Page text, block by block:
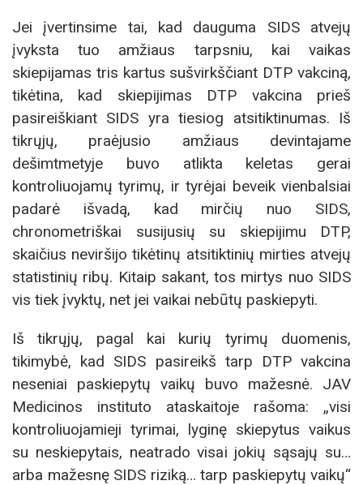
Jei įvertinsime tai, kad dauguma SIDS atvejų
įvyksta tuo amžiaus tarpsniu, kai vaikas
skiepijamas tris kartus sušvirkščiant DTP vakciną,
tikėtina, kad skiepijimas DTP vakcina prieš
pasireiškiant SIDS yra tiesiog atsitiktinumas. Iš
tikrųjų, praėjusio amžiaus devintajame
dešimtmetyje buvo atlikta keletas gerai
kontroliuojamų tyrimų, ir tyrėjai beveik vienbalsiai
padarė išvadą, kad mirčių nuo SIDS,
chronometriškai susijusių su skiepijimu DTP,
skaičius neviršijo tikėtinų atsitiktinių mirties atvejų
statistinių ribų. Kitaip sakant, tos mirtys nuo SIDS
vis tiek įvyktų, net jei vaikai nebūtų paskiepyti.
Iš tikrųjų, pagal kai kurių tyrimų duomenis,
tikimybė, kad SIDS pasireikš tarp DTP vakcina
neseniai paskiepytų vaikų buvo mažesnė. JAV
Medicinos instituto ataskaitoje rašoma: „visi
kontroliuojamieji tyrimai, lyginę skiepytus vaikus
su neskiepytais, neatrado visai jokių sąsajų su…
arba mažesnę SIDS riziką… tarp paskiepytų vaikų“